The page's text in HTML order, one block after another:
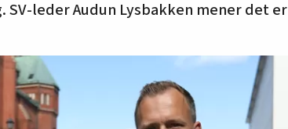
leder Audun Lysbakken mener det er